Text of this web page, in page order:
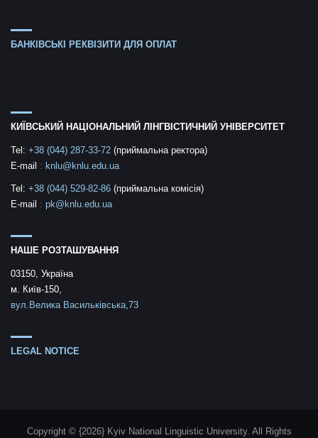
БАНКІВСЬКІ РЕКВІЗИТИ ДЛЯ ОПЛАТ
КИЇВСЬКИЙ НАЦІОНАЛЬНИЙ ЛІНГВІСТИЧНИЙ УНІВЕРСИТЕТ
Tel: +38 (044) 287-33-72 (приймальна ректора)
E-mail : knlu@knlu.edu.ua
Tel: +38 (044) 529-82-86 (приймальна комісія)
E-mail : pk@knlu.edu.ua
НАШЕ РОЗТАШУВАННЯ
03150, Україна
м. Київ-150,
вул.Велика Васильківська,73
LEGAL NOTICE
Copyright © {2026} Kyiv National Linguistic University. All Rights